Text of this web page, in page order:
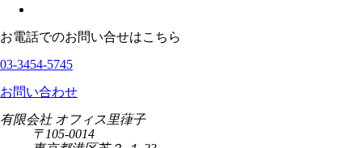
お電話でのお問い合せはこちら
03-3454-5745
お問い合わせ
有限会社 オフィス里葎子
〒105-0014